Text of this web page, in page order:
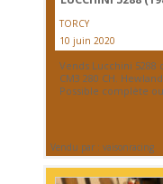
TORCY
10 juin 2020
Vends Lucchini 5288
CM3 280 CH.
Possible complète
Vendu par : vaisonracing